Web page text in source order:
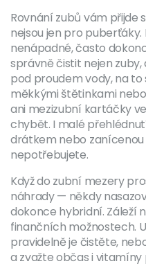
Rovnání zubů vám přijde
nejsou jen pro
nenápadné, často
správně čistit nejen
pod proudem vody, na
měkkými štětinkami
ani mezizubní kartáčky
chybět. I malé
drátkem nebo zanícenou
nepotřebujete.
Když do zubní mezery
náhrady — někdy
dokonce hybridní. Záleží
finančních možnostech.
pravidelně je čistěte,
a zvažte občas i